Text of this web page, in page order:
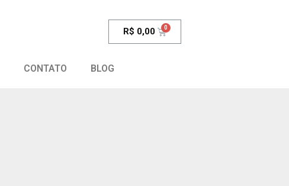
R$ 0,00
CONTATO BLOG